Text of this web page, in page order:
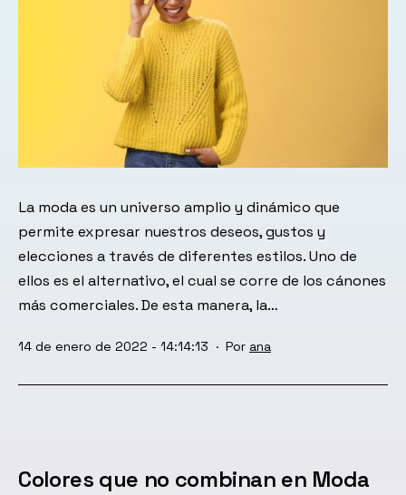
La moda es un universo amplio y dinámico que
permite expresar nuestros deseos, gustos y
elecciones a través de diferentes estilos. Uno de
ellos es el alternativo, el cual se corre de los cánones
más comerciales. De esta manera, la…
Publicada
14 de enero de 2022 - 14:14:13 Por ana
Colores que no combinan en Moda